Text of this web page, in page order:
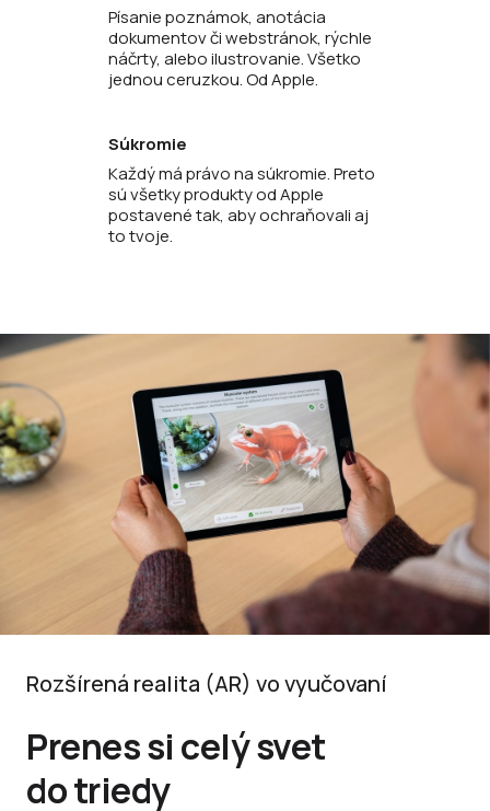
Písanie poznámok, anotácia
dokumentov či webstránok, rýchle
náčrty, alebo ilustrovanie. Všetko
jednou ceruzkou. Od Apple.
Súkromie
Každý má právo na súkromie. Preto
sú všetky produkty od Apple
postavené tak, aby ochraňovali aj
to tvoje.
Rozšírená realita (AR) vo vyučovaní
Prenes si celý svet
do triedy